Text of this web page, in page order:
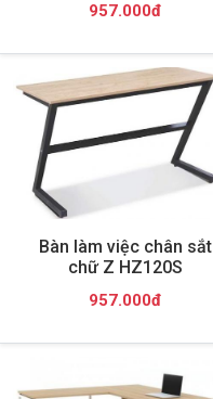
957.000đ
Bàn làm việc chân sắt
chữ Z HZ120S
957.000đ